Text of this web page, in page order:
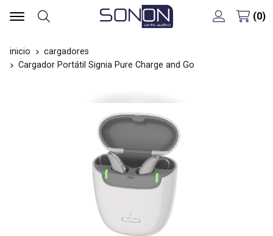
Buscar
0
inicio
cargadores
Cargador Portátil Signia Pure Charge and Go